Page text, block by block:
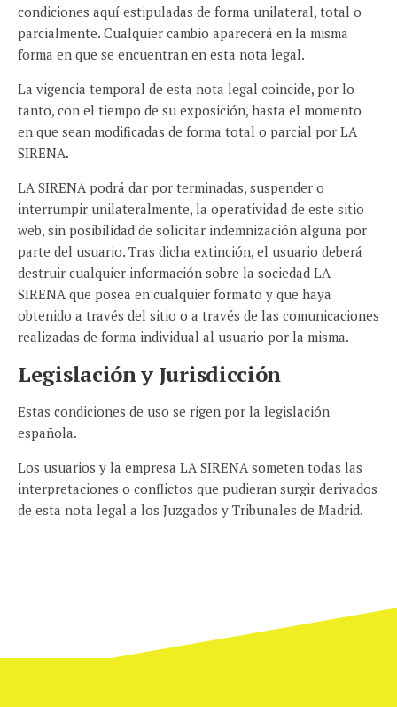
condiciones aquí estipuladas de forma unilateral, total o
parcialmente. Cualquier cambio aparecerá en la misma
forma en que se encuentran en esta nota legal.
La vigencia temporal de esta nota legal coincide, por lo
tanto, con el tiempo de su exposición, hasta el momento
en que sean modificadas de forma total o parcial por LA
SIRENA.
LA SIRENA podrá dar por terminadas, suspender o
interrumpir unilateralmente, la operatividad de este sitio
web, sin posibilidad de solicitar indemnización alguna por
parte del usuario. Tras dicha extinción, el usuario deberá
destruir cualquier información sobre la sociedad LA
SIRENA que posea en cualquier formato y que haya
obtenido a través del sitio o a través de las comunicaciones
realizadas de forma individual al usuario por la misma.
Legislación y Jurisdicción
Estas condiciones de uso se rigen por la legislación
española.
Los usuarios y la empresa LA SIRENA someten todas las
interpretaciones o conflictos que pudieran surgir derivados
de esta nota legal a los Juzgados y Tribunales de Madrid.